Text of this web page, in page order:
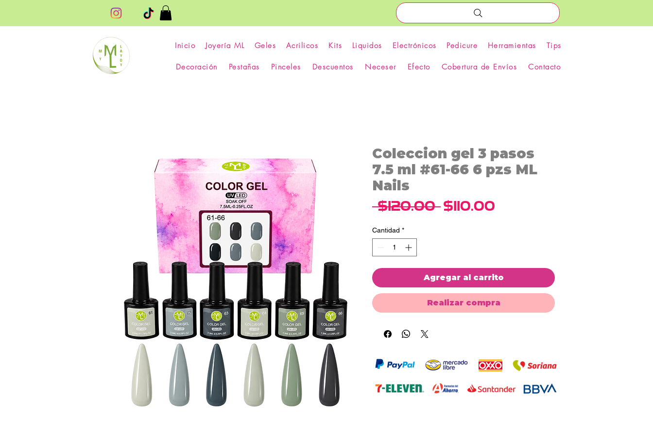
Inicio Joyería ML Geles Acrilicos Kits Liquidos Electrónicos Pedicure Herramientas Tips
Decoración Pestañas Pinceles Descuentos Neceser Efecto Cobertura de Envíos Contacto
Coleccion gel 3 pasos
7.5 ml #61-66 6 pzs ML
Nails
$120.00 Precio
$110.00
Cantidad *
Agregar al carrito
Realizar compra